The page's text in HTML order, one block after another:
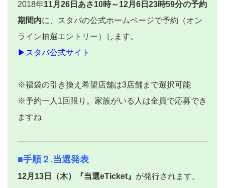
2018年11月26日あさ10時～12月6日23時59分の予約
期間内に、スタバの公式ホームページで予約（オン
ライン抽選エントリー）します。
▶スタバ公式サイト
※福袋の引き換え希望店舗は3店舗まで選択可能
※予約一人1回限り。家族がいる人は全員で応募でき
ますね
■手順２.当選発表
12月13日（木）『当選eTicket』 が発行されます。